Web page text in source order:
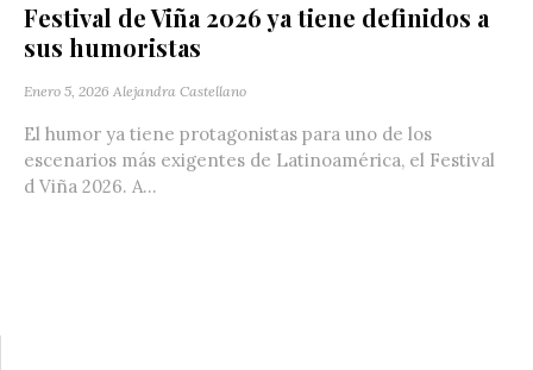
Festival de Viña 2026 ya tiene definidos a
sus humoristas
Enero 5, 2026 Alejandra Castellano
El humor ya tiene protagonistas para uno de los
escenarios más exigentes de Latinoamérica, el Festival
d Viña 2026. A...